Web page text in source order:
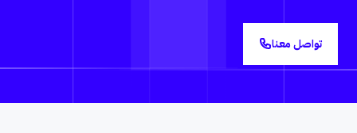
تواصل معنا